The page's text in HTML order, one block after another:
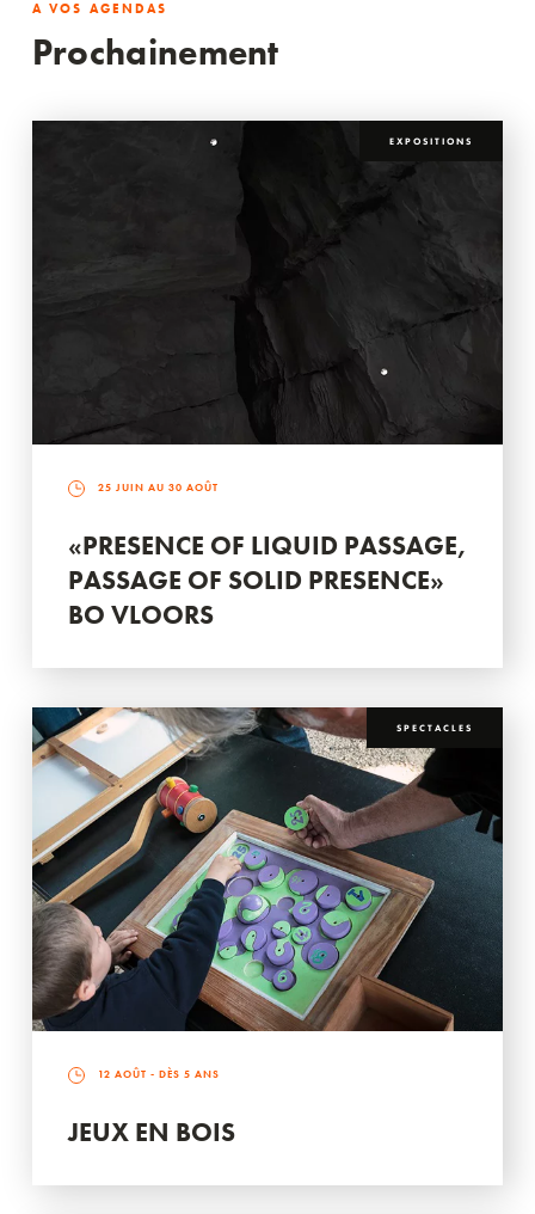
A VOS AGENDAS
Prochainement
EXPOSITIONS
25 JUIN AU 30 AOÛT
«PRESENCE OF LIQUID PASSAGE,
PASSAGE OF SOLID PRESENCE»
BO VLOORS
SPECTACLES
12 AOÛT - DÈS 5 ANS
JEUX EN BOIS